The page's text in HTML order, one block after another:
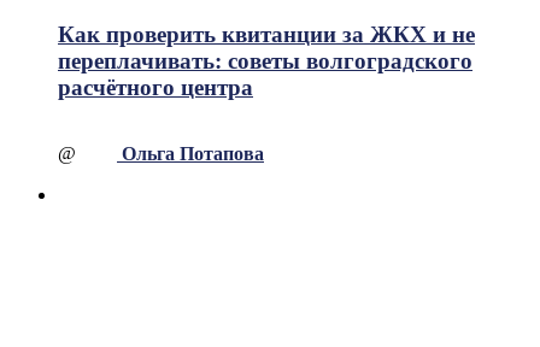
Как проверить квитанции за ЖКХ и не
переплачивать: советы волгоградского
расчётного центра
@ Ольга Потапова